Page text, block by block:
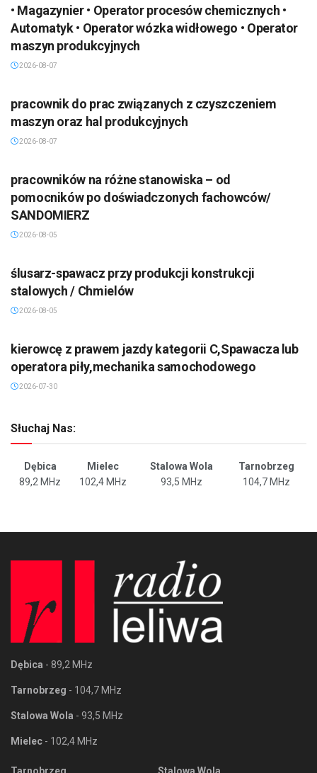
• Magazynier • Operator procesów chemicznych •
Automatyk • Operator wózka widłowego • Operator
maszyn produkcyjnych
2026-08-07
pracownik do prac związanych z czyszczeniem
maszyn oraz hal produkcyjnych
2026-08-07
pracowników na różne stanowiska – od
pomocników po doświadczonych fachowców/
SANDOMIERZ
2026-08-05
ślusarz-spawacz przy produkcji konstrukcji
stalowych / Chmielów
2026-08-05
kierowcę z prawem jazdy kategorii C,Spawacza lub
operatora piły,mechanika samochodowego
2026-07-30
Słuchaj Nas:
Dębica Mielec Stalowa Wola
Tarnobrzeg
89,2 MHz
102,4 MHz 93,5 MHz 104,7 MHz
Dębica - 89,2 MHz
Tarnobrzeg - 104,7 MHz
Stalowa Wola - 93,5 MHz
Mielec - 102,4 MHz
Tarnobrzeg Stalowa Wola